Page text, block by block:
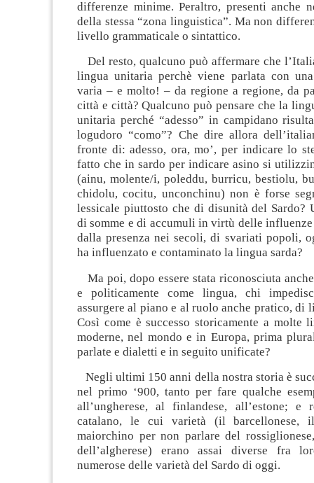
differenze minime. Peraltro, presenti anche
della stessa “zona linguistica”. Ma non
livello grammaticale o sintattico.
Del resto, qualcuno può affermare che
lingua unitaria perchè viene parlata con
varia – e molto! – da regione a regione, da
città e città? Qualcuno può pensare che la
unitaria perché “adesso” in campidano
logudoro “como”? Che dire allora
fronte di: adesso, ora, mo’, per indicare lo
fatto che in sardo per indicare asino si
(ainu, molente/i, poleddu, burricu, bestiolu,
chidolu, cocitu, unconchinu) non è forse
lessicale piuttosto che di disunità del Sardo?
di somme e di accumuli in virtù delle
dalla presenza nei secoli, di svariati popoli,
ha influenzato e contaminato la lingua sarda?
Ma poi, dopo essere stata riconosciuta
e politicamente come lingua, chi
assurgere al piano e al ruolo anche pratico, di
Così come è successo storicamente a molte
moderne, nel mondo e in Europa, prima
parlate e dialetti e in seguito unificate?
Negli ultimi 150 anni della nostra storia è
nel primo ‘900, tanto per fare qualche
all’ungherese, al finlandese, all’estone; e
catalano, le cui varietà (il barcellonese,
maiorchino per non parlare del
dell’algherese) erano assai diverse fra
numerose delle varietà del Sardo di oggi.